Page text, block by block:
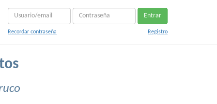
Entrar
Recordar contraseña Registro